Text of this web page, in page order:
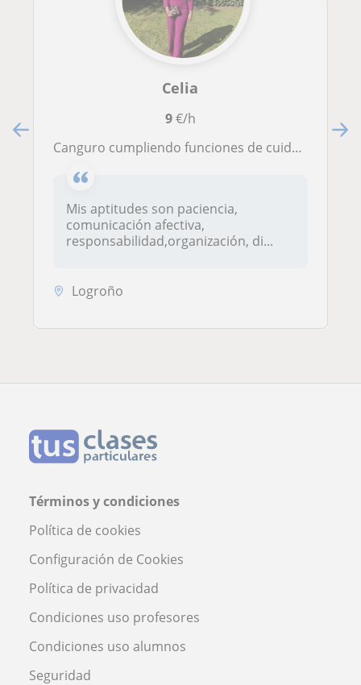
Celia
9€/h
Canguro cumpliendo funciones de cuidado,entretenimiento, actividades lúdicas, ayudándo con deberes, tareas domésticas
Mis aptitudes son paciencia,
comunicación afectiva,
responsabilidad,organización, di...
Logroño
Términos y condiciones
Política de cookies
Configuración de Cookies
Política de privacidad
Condiciones uso profesores
Condiciones uso alumnos
Seguridad